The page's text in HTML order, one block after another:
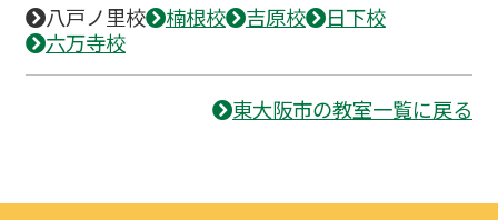
八戸ノ里校 楠根校 吉原校
日下校
六万寺校
東大阪市の教室一覧に戻る